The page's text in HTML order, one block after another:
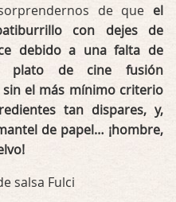
de que el
con dejes de
debido a una falta de
plato de cine fusión
el más mínimo criterio
tan dispares, y,
de papel… ¡hombre,
salsa Fulci